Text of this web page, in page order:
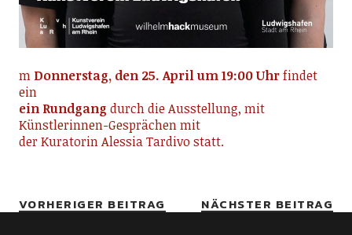
mDonnerstag, den 25. April um 19:00 Uhrfindet
ein
ein Rundgang durch die Ausstellung, mit
Künstlerinnen-Gesprächen mit
der Kuratorin Alessia Tardivo statt.
VORHERIGER BEITRAG NÄCHSTER BEITRAG